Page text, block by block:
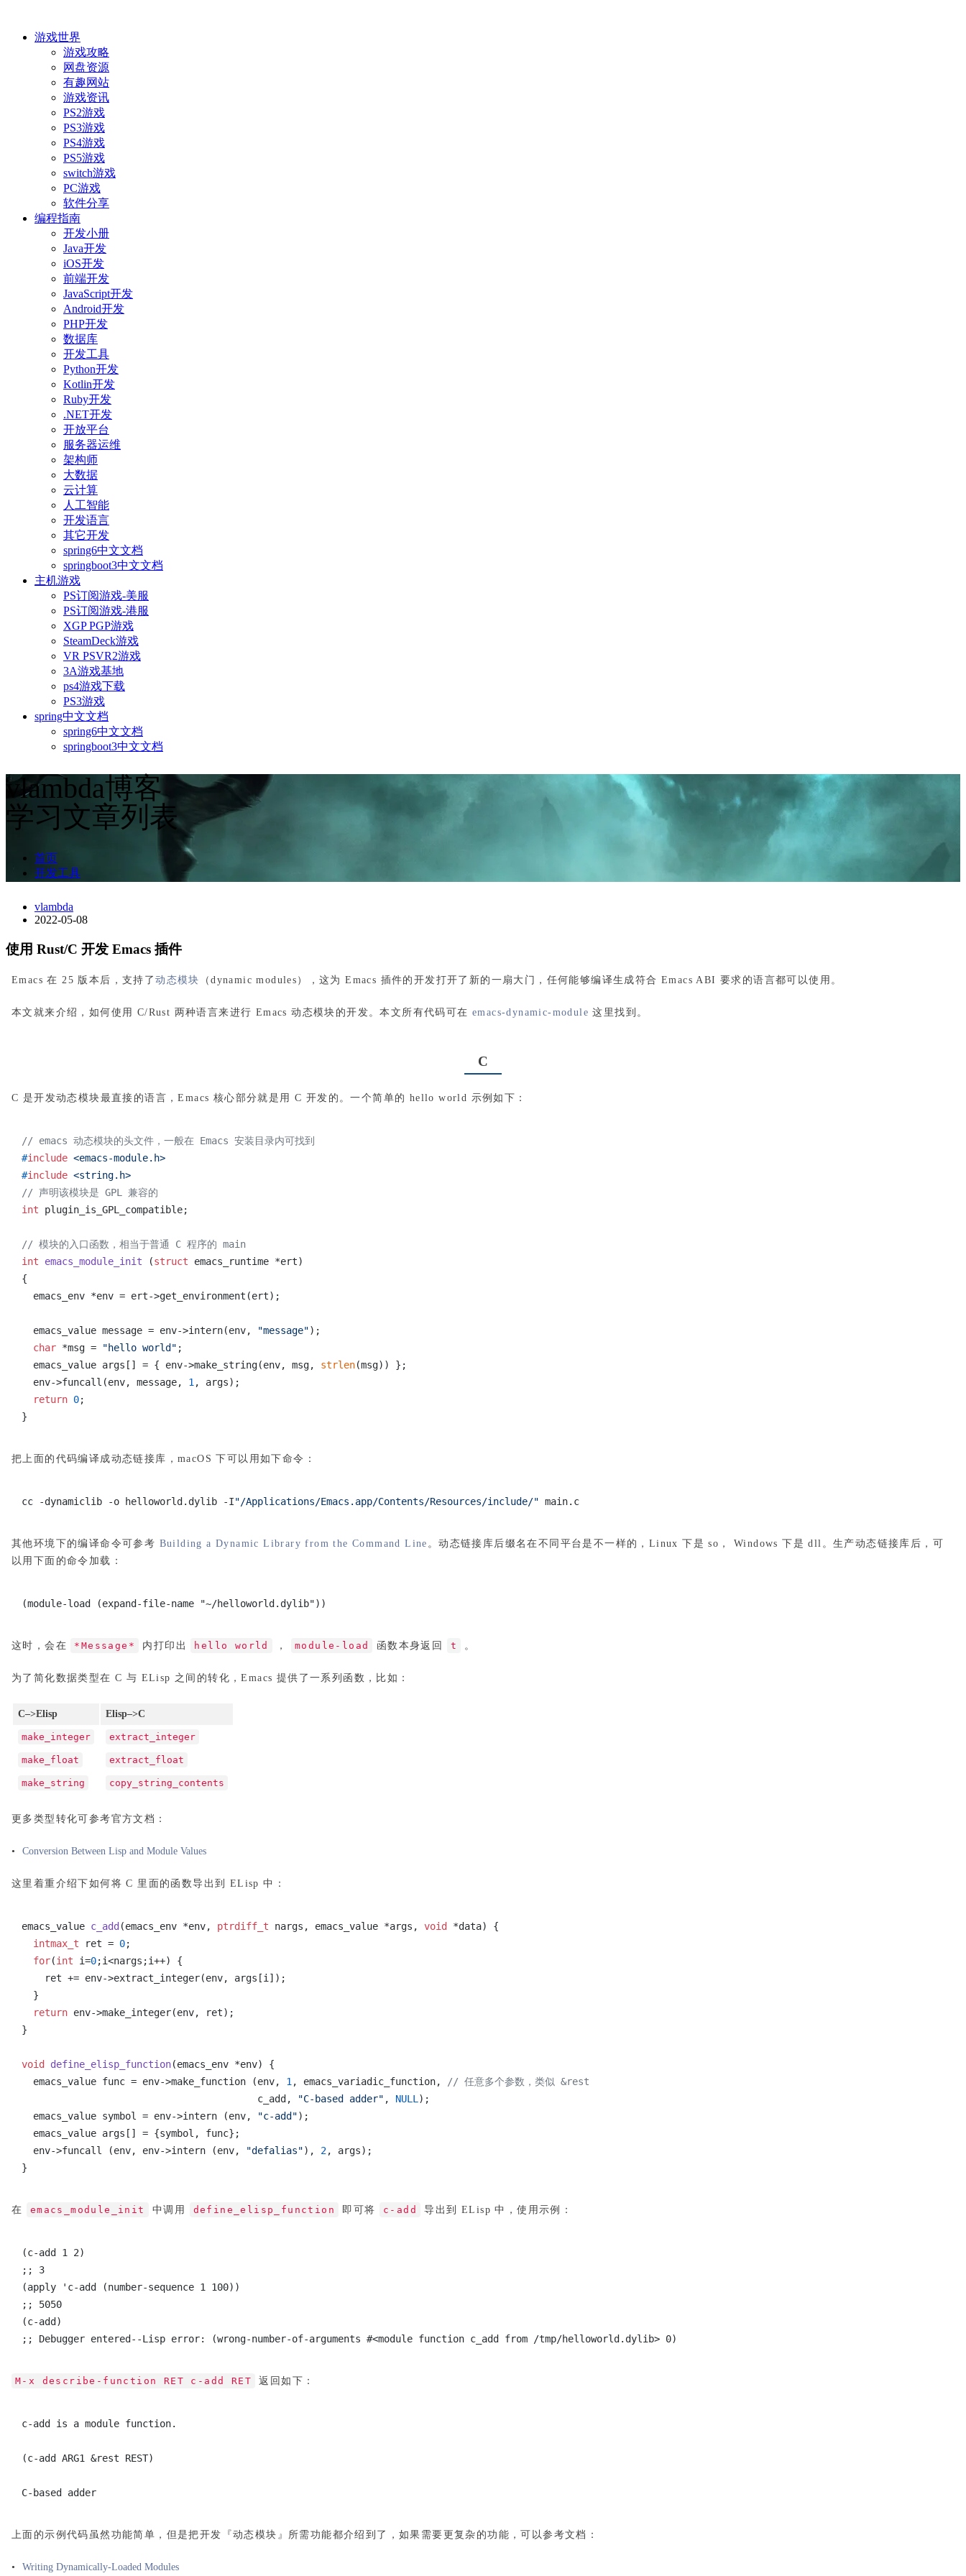
游戏世界
游戏攻略
网盘资源
有趣网站
游戏资讯
PS2游戏
PS3游戏
PS4游戏
PS5游戏
switch游戏
PC游戏
软件分享
编程指南
开发小册
Java开发
iOS开发
前端开发
JavaScript开发
Android开发
PHP开发
数据库
开发工具
Python开发
Kotlin开发
Ruby开发
.NET开发
开放平台
服务器运维
架构师
大数据
云计算
人工智能
开发语言
其它开发
spring6中文文档
springboot3中文文档
主机游戏
PS订阅游戏-美服
PS订阅游戏-港服
XGP PGP游戏
SteamDeck游戏
VR PSVR2游戏
3A游戏基地
ps4游戏下载
PS3游戏
spring中文文档
spring6中文文档
springboot3中文文档
vlambda博客
学习文章列表
首页
开发工具
vlambda
2022-05-08
使用 Rust/C 开发 Emacs 插件
Emacs 在 25 版本后，支持了动态模块 （dynamic modules），这为 Emacs 插件的开发打开了新的一扇大门，任何能够编译生成符合 Emacs ABI 要求的语言都可以使用。
本文就来介绍，如何使用 C/Rust 两种语言来进行 Emacs 动态模块的开发。本文所有代码可在 emacs-dynamic-module 这里找到。
C
C 是开发动态模块最直接的语言，Emacs 核心部分就是用 C 开发的。一个简单的 hello world 示例如下：
// emacs 动态模块的头文件，一般在 Emacs 安装目录内可找到
#include <emacs-module.h>
#include <string.h>
// 声明该模块是 GPL 兼容的
int plugin_is_GPL_compatible;
// 模块的入口函数，相当于普通 C 程序的 main
int
emacs_module_init (struct emacs_runtime *ert)
{
emacs_env *env = ert->get_environment(ert);
emacs_value message = env->intern(env, "message");
char *msg = "hello world" ;
emacs_value args[] = { env->make_string(env, msg, strlen(msg)) };
env->funcall(env, message, 1 , args);
return 0;
}
把上面的代码编译成动态链接库，macOS 下可以用如下命令：
cc -dynamiclib -o helloworld.dylib -I"/Applications/Emacs.app/Contents/Resources/include/" main.c
其他环境下的编译命令可参考 Building a Dynamic Library from the Command Line 。动态链接库后缀名在不同平台是不一样的，Linux 下是 so， Windows 下是 dll。生产动态链接库后，可
以用下面的命令加载：
(module-load (expand-file-name "~/helloworld.dylib"))
这时，会在 *Message* 内打印出 hello world ， module-load 函数本身返回 t 。
为了简化数据类型在 C 与 ELisp 之间的转化，Emacs 提供了一系列函数，比如：
C–>Elisp Elisp–>C
make_integer extract_integer
make_float extract_float
make_string copy_string_contents
更多类型转化可参考官方文档：
• Conversion Between Lisp and Module Values
这里着重介绍下如何将 C 里面的函数导出到 ELisp 中：
emacs_value c_add (emacs_env *env, ptrdiff_t nargs, emacs_value *args, void
*data) {
intmax_t ret = 0;
for(int i=0;i<nargs;i++) {
ret += env->extract_integer(env, args[i]);
}
return env->make_integer(env, ret);
}
void define_elisp_function(emacs_env *env) {
emacs_value func = env->make_function (env, 1 , emacs_variadic_function,
// 任意多个参数，类似 &rest
c_add,
"C-based adder" , NULL );
emacs_value symbol = env->intern (env,
"c-add");
emacs_value args[] = {symbol, func};
env->funcall (env, env->intern (env,
"defalias"), 2, args);
}
在 emacs_module_init 中调用 define_elisp_function 即可将 c-add 导出到 ELisp 中，使用示例：
(c-add 1 2)
;; 3
(apply 'c-add (number-sequence 1 100))
;; 5050
(c-add)
;; Debugger entered--Lisp error: (wrong-number-of-arguments #<module function c_add from /tmp/helloworld.dylib> 0)
M-x describe-function RET c-add RET 返回如下：
c-add is a module function.
(c-add ARG1 &rest REST)
C-based adder
上面的示例代码虽然功能简单，但是把开发『动态模块』所需功能都介绍到了，如果需要更复杂的功能，可以参考文档：
• Writing Dynamically-Loaded Modules